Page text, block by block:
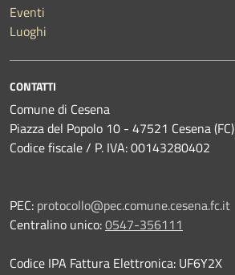
Eventi
Luoghi
CONTATTI
Comune di Cesena
Piazza del Popolo 10 - 47521 Cesena (FC)
Codice fiscale / P. IVA: 00143280402
PEC: protocollo@pec.comune.cesena.fc.it
Centralino unico:0547-356111
Codice IPA Fattura Elettronica: UF6Y2X